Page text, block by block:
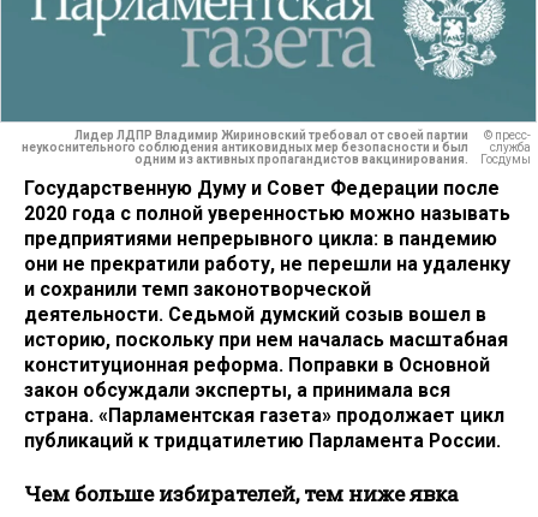
Лидер ЛДПР Владимир Жириновский требовал от своей партии
неукоснительного соблюдения антиковидных мер безопасности и был
одним из активных пропагандистов вакцинирования.
© пресс-
служба
Госдумы
Государственную Думу и Совет Федерации после
2020 года с полной уверенностью можно называть
предприятиями непрерывного цикла: в пандемию
они не прекратили работу, не перешли на удаленку
и сохранили темп законотворческой
деятельности. Седьмой думский созыв вошел в
историю, поскольку при нем началась масштабная
конституционная реформа. Поправки в Основной
закон обсуждали эксперты, а принимала вся
страна. «Парламентская газета» продолжает цикл
публикаций к тридцатилетию Парламента России.
Чем больше избирателей, тем ниже явка